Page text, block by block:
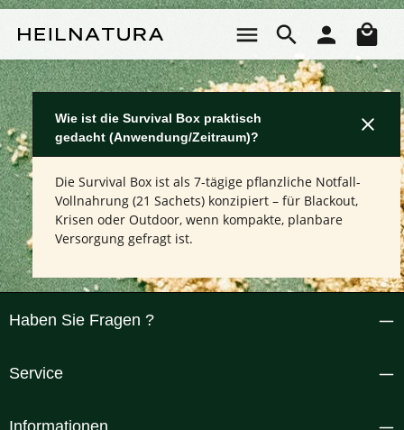
Wie ist die Survival Box praktisch
gedacht (Anwendung/Zeitraum)?
Die Survival Box ist als 7-tägige pflanzliche Notfall-
Vollnahrung (21 Sachets) konzipiert – für Blackout,
Krisen oder Outdoor, wenn kompakte, planbare
Versorgung gefragt ist.
Haben Sie Fragen ?
Service
Informationen